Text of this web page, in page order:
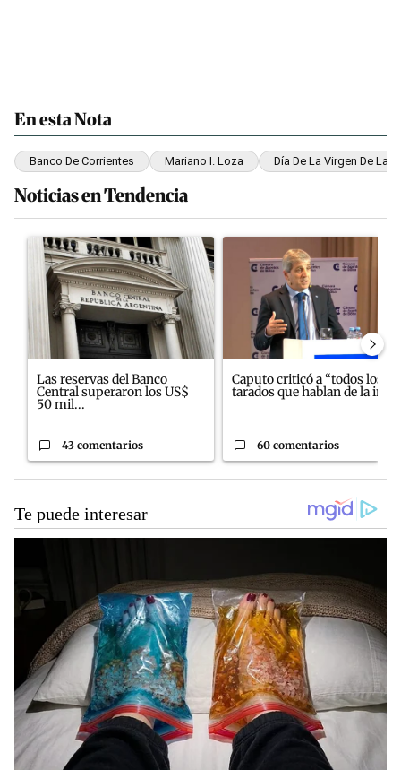
En esta Nota
Banco De Corrientes Mariano I. Loza Día De La Virgen De La
Noticias en Tendencia
Este listado muestra los artículos con más comentarios en los
Un artículo de tendencia con el título "Las reservas del Banco
Las reservas del Banco
Central superaron los US$
50 mil...
43 comentarios
Un artículo de tendencia con
Caputo criticó a “todos los
tarados que hablan de la in...
60 comentarios